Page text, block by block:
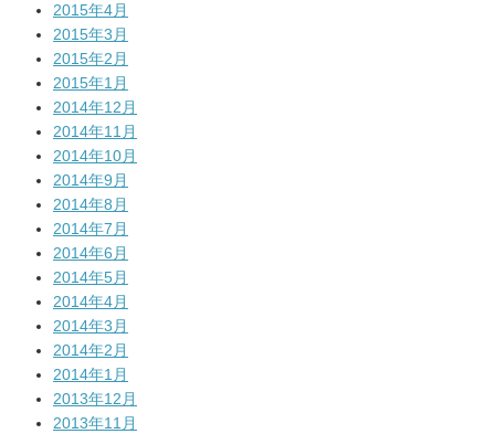
2015年4月
2015年3月
2015年2月
2015年1月
2014年12月
2014年11月
2014年10月
2014年9月
2014年8月
2014年7月
2014年6月
2014年5月
2014年4月
2014年3月
2014年2月
2014年1月
2013年12月
2013年11月